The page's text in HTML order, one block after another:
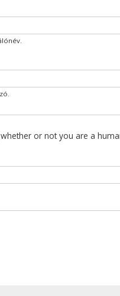
or not you are a